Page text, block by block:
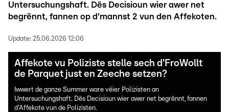
Untersuchungshaft. Dës Decisioun wier awer net
begrënnt, fannen op d'mannst 2 vun den Affekoten.
Update: 25.06.2026 12:06
Affekote vu Poliziste stelle sech d'FroWollt
de Parquet just en Zeeche setzen?
Iwwert de ganze Summer ware véier Polizisten an
Untersuchungshaft. Dës Decisioun wier awer net begrënnt, fannen
d'Affekote vun de Polizisten.